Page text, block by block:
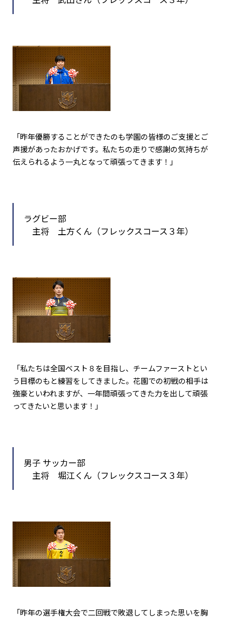
「昨年優勝することができたのも学園の皆様のご支援とご
声援があったおかげです。私たちの走りで感謝の気持ちが
伝えられるよう一丸となって頑張ってきます！」
ラグビー部
主将 土方くん（フレックスコース３年）
「私たちは全国ベスト８を目指し、チームファーストとい
う目標のもと練習をしてきました。花園での初戦の相手は
強豪といわれますが、一年間頑張ってきた力を出して頑張
ってきたいと思います！」
男子 サッカー部
主将 堀江くん（フレックスコース３年）
「昨年の選手権大会で二回戦で敗退してしまった思いを胸